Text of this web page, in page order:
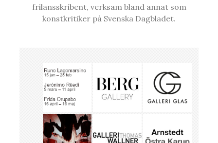
frilansskribent, verksam bland annat som
konstkritiker på Svenska Dagbladet.